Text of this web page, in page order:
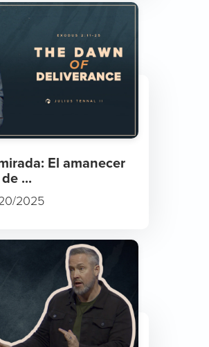
El amanecer
de ...
2025